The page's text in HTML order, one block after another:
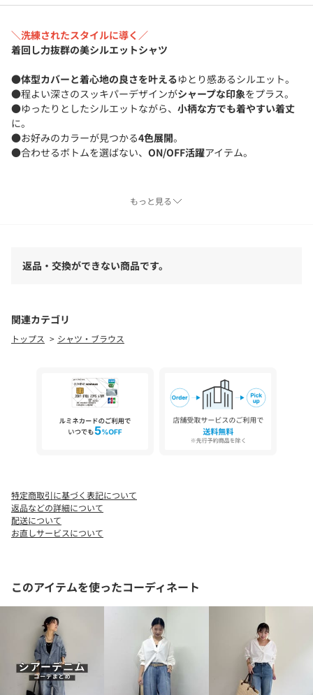
＼洗練されたスタイルに導く／
着回し力抜群の美シルエットシャツ
●体型カバーと着心地の良さを叶えるゆとり感あるシルエット。
●程よい深さのスッキパーデザインがシャープな印象をプラス。
●ゆったりとしたシルエットながら、 小柄な方でも着やすい着丈
に。
●お好みのカラーが見つかる4色展開。
●合わせるボトムを選ばない、 ON/OFF活躍アイテム。
※画像の商品はサンプルです。
ク等が多少変更になる可能性がございます。
予めご了承ください。
◆気になる商品は「お気に入り」登録を◆
ハートマークをクリックし、お好きなカラーを選んでお気に入り
に登録すると
入荷情報や残り1点の通知、完売カラーの再入荷、セール情報など
もっと見る
返品・交換ができない商品です。
関連カテゴリ
トップス シャツ・ブラウス
特定商取引に基づく表記について
返品などの詳細について
配送について
お直しサービスについて
このアイテムを使ったコーディネート